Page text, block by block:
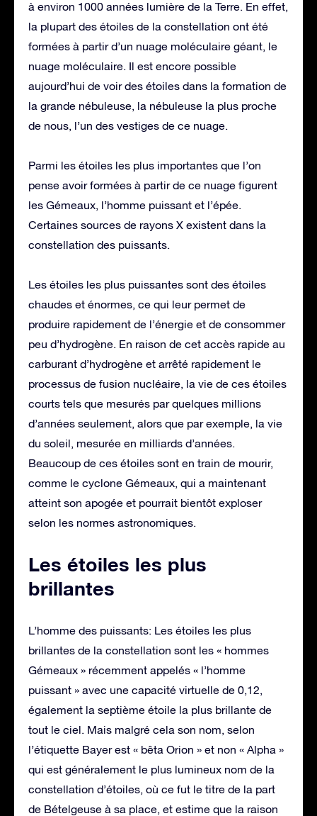
à environ 1000 années lumière de la Terre. En effet,
la plupart des étoiles de la constellation ont été
formées à partir d’un nuage moléculaire géant, le
nuage moléculaire. Il est encore possible
aujourd’hui de voir des étoiles dans la formation de
la grande nébuleuse, la nébuleuse la plus proche
de nous, l’un des vestiges de ce nuage.
Parmi les étoiles les plus importantes que l’on
pense avoir formées à partir de ce nuage figurent
les Gémeaux, l’homme puissant et l’épée.
Certaines sources de rayons X existent dans la
constellation des puissants.
Les étoiles les plus puissantes sont des étoiles
chaudes et énormes, ce qui leur permet de
produire rapidement de l’énergie et de consommer
peu d’hydrogène. En raison de cet accès rapide au
carburant d’hydrogène et arrêté rapidement le
processus de fusion nucléaire, la vie de ces étoiles
courts tels que mesurés par quelques millions
d’années seulement, alors que par exemple, la vie
du soleil, mesurée en milliards d’années.
Beaucoup de ces étoiles sont en train de mourir,
comme le cyclone Gémeaux, qui a maintenant
atteint son apogée et pourrait bientôt exploser
selon les normes astronomiques.
Les étoiles les plus
brillantes
L’homme des puissants: Les étoiles les plus
brillantes de la constellation sont les « hommes
Gémeaux » récemment appelés « l’homme
puissant » avec une capacité virtuelle de 0,12,
également la septième étoile la plus brillante de
tout le ciel. Mais malgré cela son nom, selon
l’étiquette Bayer est « bêta Orion » et non « Alpha »
qui est généralement le plus lumineux nom de la
constellation d’étoiles, où ce fut le titre de la part
de Bételgeuse à sa place, et estime que la raison